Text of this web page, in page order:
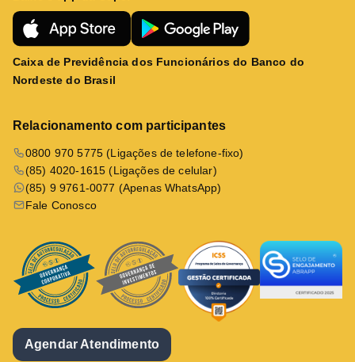
Caixa de Previdência dos Funcionários do Banco do
Nordeste do Brasil
Relacionamento com participantes
0800 970 5775 (Ligações de telefone-fixo)
(85) 4020-1615 (Ligações de celular)
(85) 9 9761-0077 (Apenas WhatsApp)
Fale Conosco
Agendar Atendimento